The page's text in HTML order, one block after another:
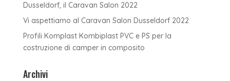
Dusseldorf, il Caravan Salon 2022
Vi aspettiamo al Caravan Salon Dusseldorf 2022
Profili Komplast Kombiplast PVC e PS per la
costruzione di camper in composito
Archivi